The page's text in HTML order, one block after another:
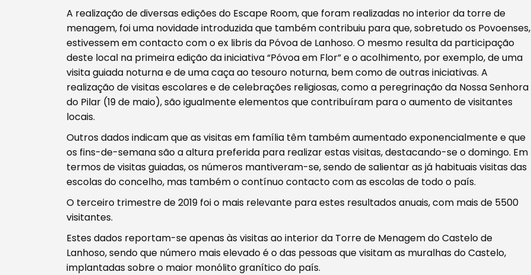
Tipo de conteúdo
Filtros
A realização de diversas edições do Escape Room, que foram realizadas no interior da torre de
menagem, foi uma novidade introduzida que também contribuiu para que, sobretudo os Povoenses,
estivessem em contacto com o ex libris da Póvoa de Lanhoso. O mesmo resulta da participação
deste local na primeira edição da iniciativa “Póvoa em Flor” e o acolhimento, por exemplo, de uma
visita guiada noturna e de uma caça ao tesouro noturna, bem como de outras iniciativas. A
realização de visitas escolares e de celebrações religiosas, como a peregrinação da Nossa Senhora
do Pilar (19 de maio), são igualmente elementos que contribuíram para o aumento de visitantes
locais.
Outros dados indicam que as visitas em família têm também aumentado exponencialmente e que
os fins-de-semana são a altura preferida para realizar estas visitas, destacando-se o domingo. Em
termos de visitas guiadas, os números mantiveram-se, sendo de salientar as já habituais visitas das
escolas do concelho, mas também o contínuo contacto com as escolas de todo o país.
O terceiro trimestre de 2019 foi o mais relevante para estes resultados anuais, com mais de 5500
visitantes.
Estes dados reportam-se apenas às visitas ao interior da Torre de Menagem do Castelo de
Lanhoso, sendo que número mais elevado é o das pessoas que visitam as muralhas do Castelo,
implantadas sobre o maior monólito granítico do país.